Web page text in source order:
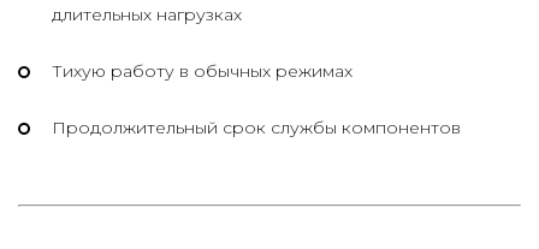
длительных нагрузках
Тихую работу в обычных режимах
Продолжительный срок службы компонентов